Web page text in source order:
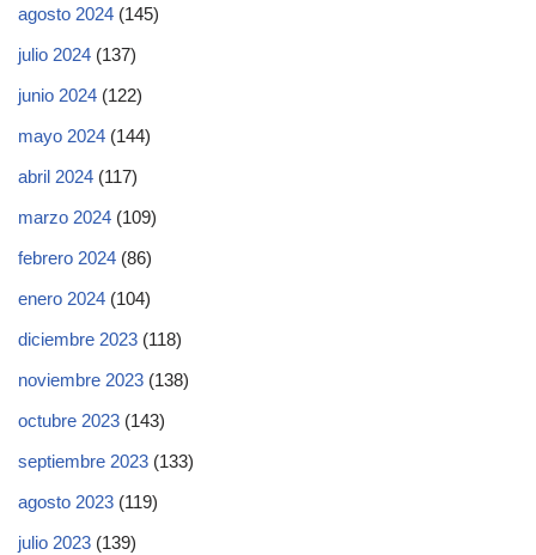
agosto 2024 (145)
julio 2024 (137)
junio 2024 (122)
mayo 2024 (144)
abril 2024 (117)
marzo 2024 (109)
febrero 2024 (86)
enero 2024 (104)
diciembre 2023 (118)
noviembre 2023 (138)
octubre 2023 (143)
septiembre 2023 (133)
agosto 2023 (119)
julio 2023 (139)